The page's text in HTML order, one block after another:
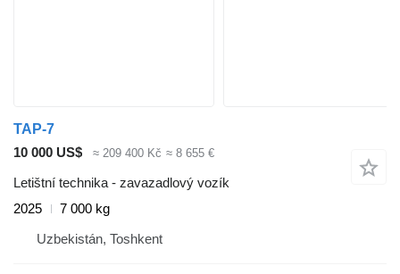
TAP-7
10 000 US$
≈ 209 400 Kč ≈ 8 655 €
Letištní technika - zavazadlový vozík
2025
7 000 kg
Uzbekistán, Toshkent